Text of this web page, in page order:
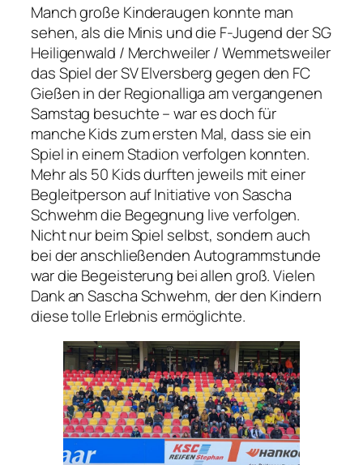
Manch große Kinderaugen konnte man
sehen, als die Minis und die F-Jugend der SG
Heiligenwald / Merchweiler / Wemmetsweiler
das Spiel der SV Elversberg gegen den FC
Gießen in der Regionalliga am vergangenen
Samstag besuchte – war es doch für
manche Kids zum ersten Mal, dass sie ein
Spiel in einem Stadion verfolgen konnten.
Mehr als 50 Kids durften jeweils mit einer
Begleitperson auf Initiative von Sascha
Schwehm die Begegnung live verfolgen.
Nicht nur beim Spiel selbst, sondern auch
bei der anschließenden Autogrammstunde
war die Begeisterung bei allen groß. Vielen
Dank an Sascha Schwehm, der den Kindern
diese tolle Erlebnis ermöglichte.